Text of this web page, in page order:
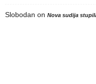
Slobodan on Nova sudija